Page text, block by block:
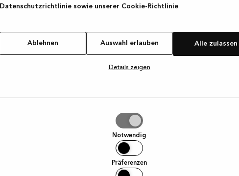
Datenschutzrichtlinie sowie unserer Cookie-Richtlinie
Ablehnen Auswahl erlauben Alle zulassen
Details zeigen
Notwendig
Präferenzen